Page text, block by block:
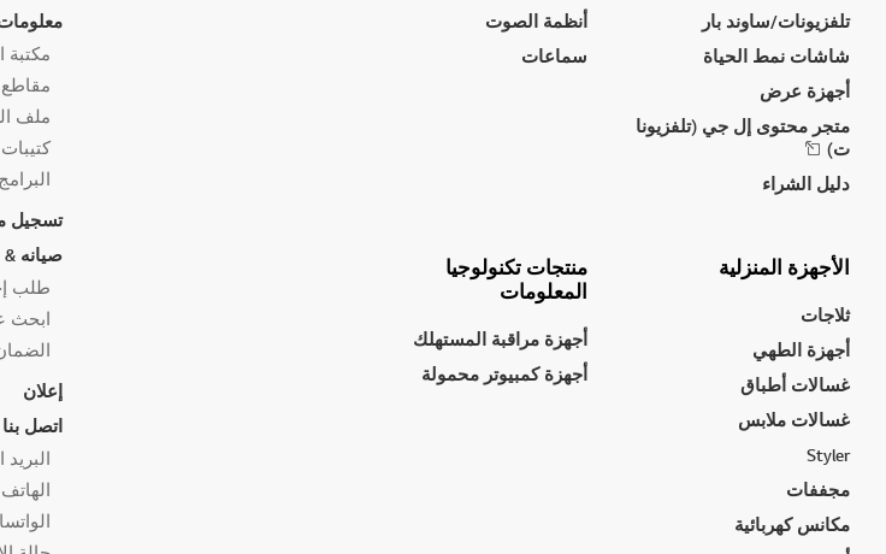
تلفزيونات/ساوند بار
شاشات نمط الحياة
أجهزة عرض
متجر محتوى إل جي (تلفزيونا
ت)
دليل الشراء
أنظمة الصوت
سماعات
الأجهزة المنزلية
ثلاجات
أجهزة الطهي
غسالات أطباق
غسالات ملابس
Styler
مجففات
مكانس كهربائية
منتجات تكنولوجيا
المعلومات
أجهزة مراقبة المستهلك
أجهزة كمبيوتر محمولة
مكتبة
مقاطع
ملف
تسجيل
صيانه
طلب
ابحث
إعلان
اتصل بنا
البريد
الهاتف